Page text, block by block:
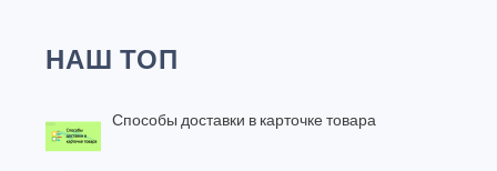
НАШ ТОП
Способы доставки в карточке товара